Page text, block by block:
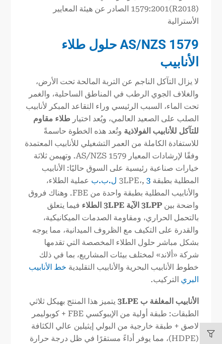
1579:2001(R2018) الصادر عن هيئة المعايير
الأسترالية
AS/NZS 1579 حلول طلاء
الأنابيب
لا يزال التآكل الناجم عن التربة المالحة تحت الأرض،
والغلاف الجوي الرطب في المناطق الساحلية، والغمر
تحت الماء، السبب الرئيسي وراء التقاعد المبكر لأنابيب
الصلب على الصعيد العالمي، ويُعد اختيارطلاء مقاوم
للتآكل للأنابيب الفولاذية وتُعد هذه الخطوة حاسمةً
للاستفادة الكاملة من العمر التشغيلي للأنابيب المعتمدة
وفقًا لإرشادات المعيار AS/NZS 1579. وتهيمن ثلاثة
خيارات صناعية رئيسية على السوق حاليًا: الأنابيب
المطلية بطبقة 3LPE،,3 ل.ب.ب
عملية الطلاء،
والأنابيب المطلية بطبقة واحدة من FBE. وهناك فروق
واضحة بين
3LPP الآية 3LPE الطلاء فيما يتعلق
بالتحمل الحراري، ومقاومة الصدمات الميكانيكية،
والقدرة على التكيف مع الظروف الميدانية، مما يوجه
بشكل مباشر حلول الطلاء المخصصة التي تقدمها
شركة «ألاند» لمختلف بيئات المشاريع، بما في ذلك
خطوط الأنابيب البحرية والأنابيب التقليدية خط الأنابيب
البري التركيب.
الأنابيب المغلفة ب 3LPE
يتميز هذا المنتج بهيكل ثلاثي
الطبقات: طبقة أولية من الإيبوكسي FBE + كوبوليمر
لاصق + طبقة خارجية من البولي إيثيلين عالي الكثافة
(HDPE)، مما يوفر أداءً مستقرًا في ظل درجة حرارة